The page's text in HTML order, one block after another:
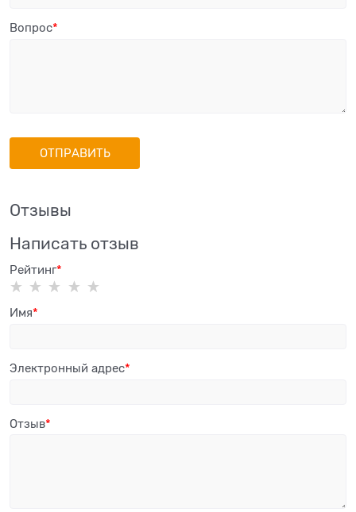
Вопрос
Отзывы
Написать отзыв
Рейтинг
Имя
Электронный адрес
Отзыв